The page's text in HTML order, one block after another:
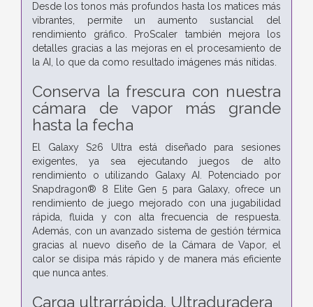
Desde los tonos más profundos hasta los matices más
vibrantes, permite un aumento sustancial del
rendimiento gráfico. ProScaler también mejora los
detalles gracias a las mejoras en el procesamiento de
la AI, lo que da como resultado imágenes más nítidas.
Conserva la frescura con nuestra
cámara de vapor más grande
hasta la fecha
El Galaxy S26 Ultra está diseñado para sesiones
exigentes, ya sea ejecutando juegos de alto
rendimiento o utilizando Galaxy AI. Potenciado por
Snapdragon® 8 Elite Gen 5 para Galaxy, ofrece un
rendimiento de juego mejorado con una jugabilidad
rápida, fluida y con alta frecuencia de respuesta.
Además, con un avanzado sistema de gestión térmica
gracias al nuevo diseño de la Cámara de Vapor, el
calor se disipa más rápido y de manera más eficiente
que nunca antes.
Carga ultrarrápida. Ultraduradera